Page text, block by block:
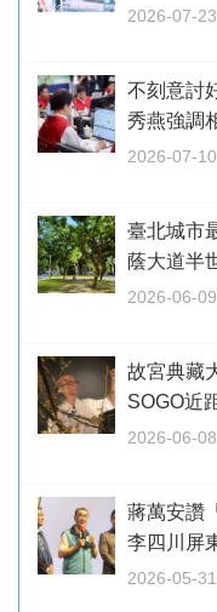
2026-07-
不刻意討
秀燕強調
2026-07-
臺北城市
蔭大道半
2026-06-
故宮典藏
SOGO近
2026-06-
蔣萬安讚
李四川屏
2026-05-